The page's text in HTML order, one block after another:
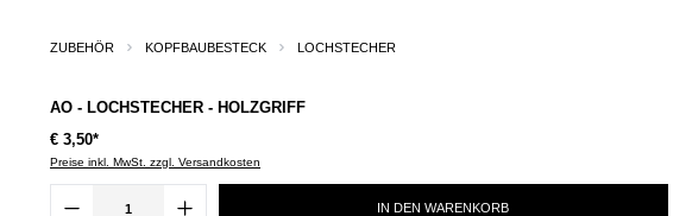
ZUBEHÖR KOPFBAUBESTECK LOCHSTECHER
AO - LOCHSTECHER - HOLZGRIFF
€ 3,50*
Preise inkl. MwSt. zzgl. Versandkosten
IN DEN WARENKORB